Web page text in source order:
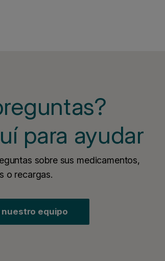
para ayudar
sobre sus medicamentos,
o recargas.
nuestro equipo